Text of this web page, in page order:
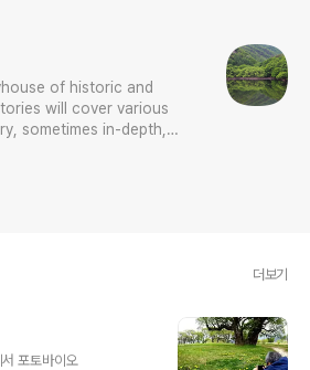
of historic and
will cover various
sometimes in-depth,
any common sense or
더보기
포토바이오